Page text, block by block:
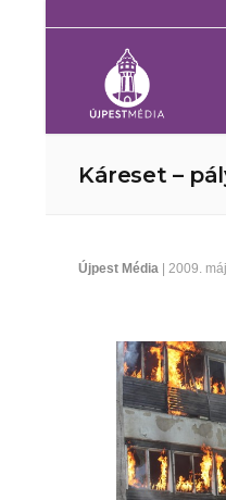
Káreset –
Újpest Média | 2009.